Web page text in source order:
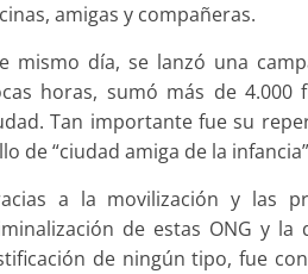
amigas y compañeras.
mismo día, se lanzó una
horas, sumó más de
Tan importante fue su
de “ciudad amiga de la
a la movilización y las
de estas ONG y
de ningún tipo, fue